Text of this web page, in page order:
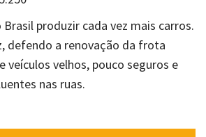
produzir cada vez mais carros.
defendo a renovação da frota
veículos velhos, pouco seguros e
nas ruas.